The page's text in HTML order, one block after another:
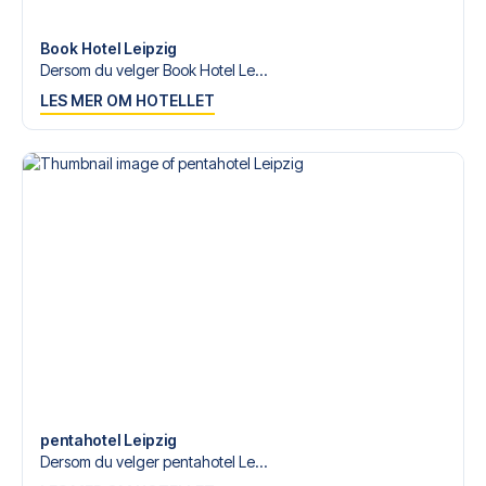
Er du klar for å oppleve Leipzig på Red Bull Arena Leipzig
mot Gladbach? Kontakt oss idag, og la oss hjelpe deg
Book Hotel Leipzig
Dersom du velger Book Hotel Le...
LES MER OM HOTELLET
pentahotel Leipzig
Dersom du velger pentahotel Le...